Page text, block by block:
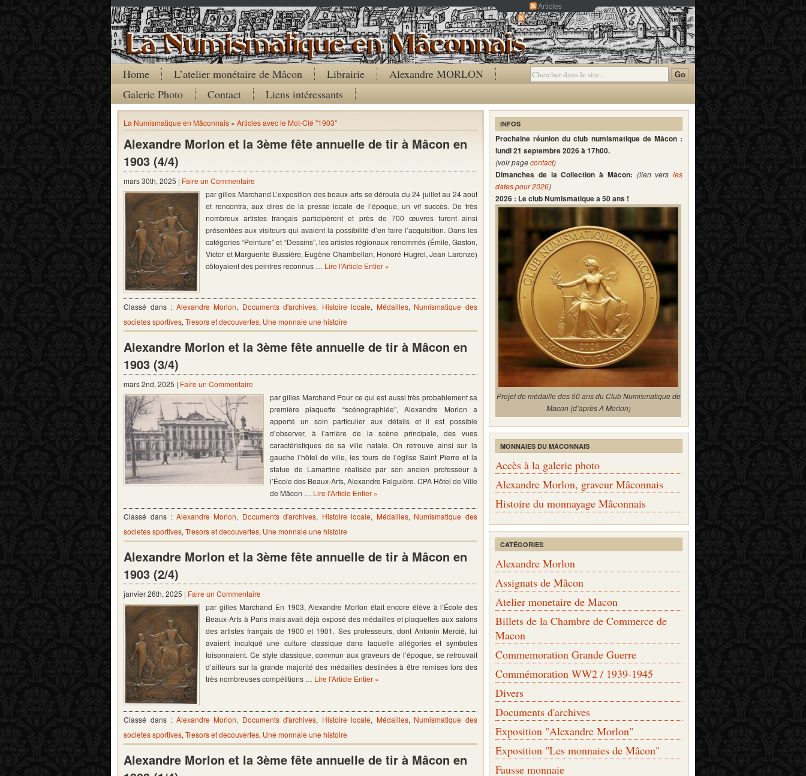
Articles
Commentaires
Home L’atelier monétaire de Mâcon Librairie
Alexandre MORLON
Galerie Photo
Contact Liens intéressants
La Numismatique en Mâconnais » Articles avec le Mot-Clé "1903"
Alexandre Morlon et la 3ème fête annuelle de tir à Mâcon en
1903 (4/4)
mars 30th, 2025 | Faire un Commentaire
par gilles Marchand L’exposition des beaux-arts se déroula du 24 juillet au 24 août
et rencontra, aux dires de la presse locale de l’époque, un vif succès. De très
nombreux artistes français participèrent et près de 700 œuvres furent ainsi
présentées aux visiteurs qui avaient la possibilité d’en faire l’acquisition. Dans les
catégories “Peinture” et “Dessins”, les artistes régionaux renommés (Émile, Gaston,
Victor et Marguerite Bussière, Eugène Chambellan, Honoré Hugrel, Jean Laronze)
côtoyaient des peintres reconnus … Lire l'Article Entier »
Classé dans : Alexandre Morlon, Documents d'archives, Histoire locale, Médailles, Numismatique des
societes sportives, Tresors et decouvertes, Une monnaie une histoire
Alexandre Morlon et la 3ème fête annuelle de tir à Mâcon en
1903 (3/4)
mars 2nd, 2025 | Faire un Commentaire
par gilles Marchand Pour ce qui est aussi très probablement sa
première plaquette “scénographiée”, Alexandre Morlon a
apporté un soin particulier aux détails et il est possible
d’observer, à l’arrière de la scène principale, des vues
caractéristiques de sa ville natale. On retrouve ainsi sur la
gauche l’hôtel de ville, les tours de l’église Saint Pierre et la
statue de Lamartine réalisée par son ancien professeur à
l’École des Beaux-Arts, Alexandre Falguière. CPA Hôtel de Ville
de Mâcon … Lire l'Article Entier »
Classé dans : Alexandre Morlon, Documents d'archives, Histoire locale, Médailles, Numismatique des
societes sportives, Tresors et decouvertes, Une monnaie une histoire
Alexandre Morlon et la 3ème fête annuelle de tir à Mâcon en
1903 (2/4)
janvier 26th, 2025 | Faire un Commentaire
par gilles Marchand En 1903, Alexandre Morlon était encore élève à l’École des
Beaux-Arts à Paris mais avait déjà exposé des médailles et plaquettes aux salons
des artistes français de 1900 et 1901. Ses professeurs, dont Antonin Mercié, lui
avaient inculqué une culture classique dans laquelle allégories et symboles
foisonnaient. Ce style classique, commun aux graveurs de l’époque, se retrouvait
d’ailleurs sur la grande majorité des médailles destinées à être remises lors des
très nombreuses compétitions … Lire l'Article Entier »
Classé dans : Alexandre Morlon, Documents d'archives, Histoire locale, Médailles, Numismatique des
societes sportives, Tresors et decouvertes, Une monnaie une histoire
Alexandre Morlon et la 3ème fête annuelle de tir à Mâcon en
INFOS
Prochaine réunion du club numismatique de Mâcon :
lundi 21 septembre 2026 à 17h00.
(voir pagecontact)
Dimanches de la Collection à Mâcon: (lien vers les
dates pour 2026)
2026 : Le club Numismatique a 50 ans !
Projet de médaille des 50 ans du Club Numismatique de
Macon (d’après A Morlon)
MONNAIES DU MÂCONNAIS
Accès à la galerie photo
Alexandre Morlon, graveur Mâconnais
Histoire du monnayage Mâconnais
CATÉGORIES
Alexandre Morlon
Assignats de Mâcon
Atelier monetaire de Macon
Billets de la Chambre de Commerce de
Macon
Commemoration Grande Guerre
Commémoration WW2 / 1939-1945
Divers
Documents d'archives
Exposition "Alexandre Morlon"
Exposition "Les monnaies de Mâcon"
Fausse monnaie